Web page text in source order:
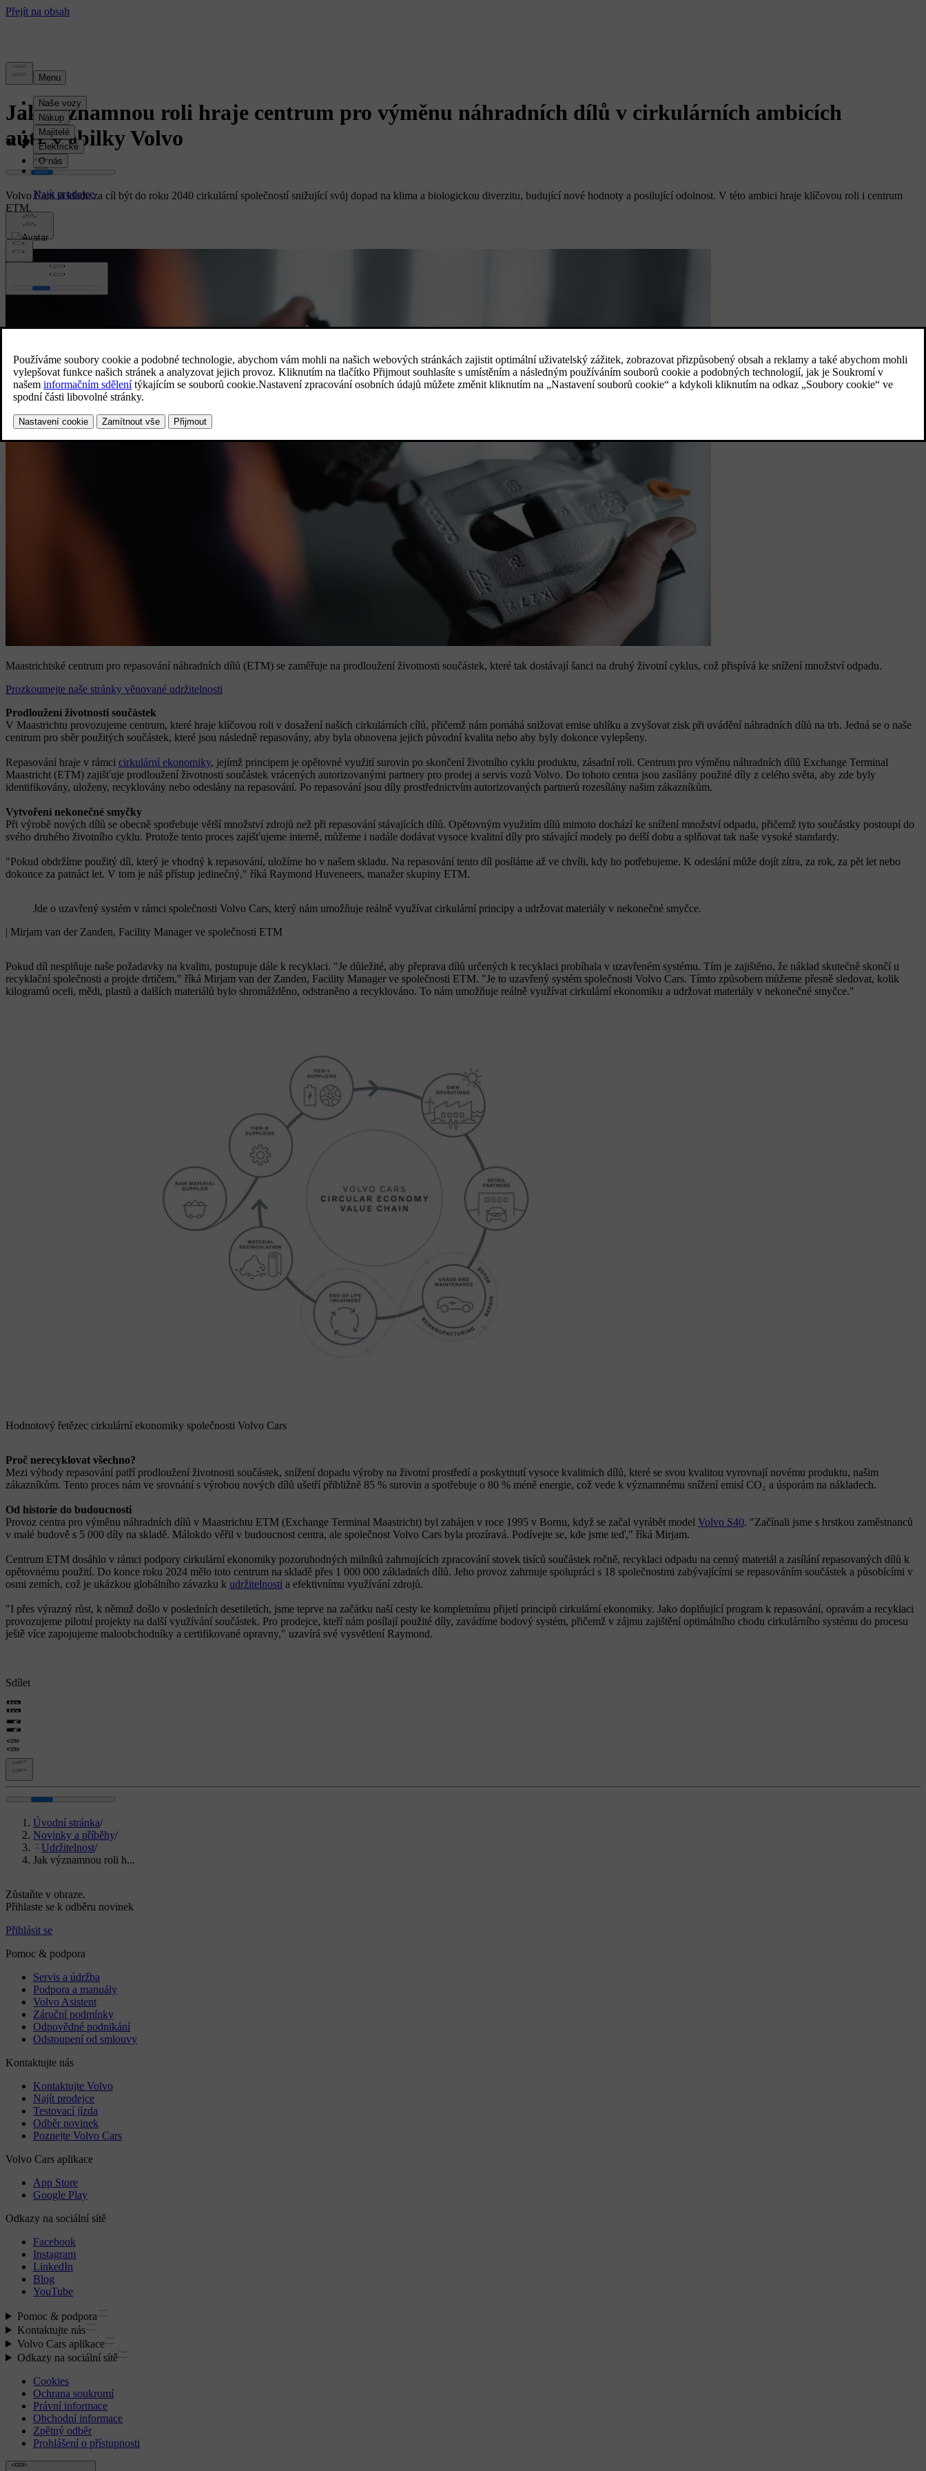
Jak významnou roli hraje centrum pro výměnu náhradních dílů v cirkulárních ambicích
automobilky Volvo
Volvo Cars si klade za cíl být do roku 2040 cirkulární společností snižující svůj dopad na klima a biologickou diverzitu, budující nové hodnoty a posilující odolnost. V této ambici hraje klíčovou roli i centrum
ETM.
Flotila
Maastrichtské centrum pro repasování náhradních dílů (ETM) se zaměřuje na prodloužení životnosti součástek, které tak dostávají šanci na druhý životní cyklus, což přispívá ke snížení množství odpadu.
Prozkoumejte naše stránky věnované udržitelnosti
Prodloužení životnosti součástek
V Maastrichtu provozujeme centrum, které hraje klíčovou roli v dosažení našich cirkulárních cílů, přičemž nám pomáhá snižovat emise uhlíku a zvyšovat zisk při uvádění náhradních dílů na trh. Jedná se o naše
centrum pro sběr použitých součástek, které jsou následně repasovány, aby byla obnovena jejich původní kvalita nebo aby byly dokonce vylepšeny.
Repasování hraje v rámci cirkulární ekonomiky, jejímž principem je opětovné využití surovin po skončení životního cyklu produktu, zásadní roli. Centrum pro výměnu náhradních dílů Exchange Terminal
Maastricht (ETM) zajišťuje prodloužení životnosti součástek vrácených autorizovanými partnery pro prodej a servis vozů Volvo. Do tohoto centra jsou zasílány použité díly z celého světa, aby zde byly
identifikovány, uloženy, recyklovány nebo odeslány na repasování. Po repasování jsou díly prostřednictvím autorizovaných partnerů rozesílány našim zákazníkům.
Vytvoření nekonečné smyčky
Při výrobě nových dílů se obecně spotřebuje větší množství zdrojů než při repasování stávajících dílů. Opětovným využitím dílů mimoto dochází ke snížení množství odpadu, přičemž tyto součástky postoupí do
svého druhého životního cyklu. Protože tento proces zajišťujeme interně, můžeme i nadále dodávat vysoce kvalitní díly pro stávající modely po delší dobu a splňovat tak naše vysoké standardy.
"Pokud obdržíme použitý díl, který je vhodný k repasování, uložíme ho v našem skladu. Na repasování tento díl posíláme až ve chvíli, kdy ho potřebujeme. K odeslání může dojít zítra, za rok, za pět let nebo
dokonce za patnáct let. V tom je náš přístup jedinečný," říká Raymond Huveneers, manažer skupiny ETM.
Jde o uzavřený systém v rámci společnosti Volvo Cars, který nám umožňuje reálně využívat cirkulární principy a udržovat materiály v nekonečné smyčce.
| Mirjam van der Zanden, Facility Manager ve společnosti ETM
Pokud díl nesplňuje naše požadavky na kvalitu, postupuje dále k recyklaci. "Je důležité, aby přeprava dílů určených k recyklaci probíhala v uzavřeném systému. Tím je zajištěno, že náklad skutečně skončí u
recyklační společnosti a projde drtičem," říká Mirjam van der Zanden, Facility Manager ve společnosti ETM. "Je to uzavřený systém společnosti Volvo Cars. Tímto způsobem můžeme přesně sledovat, kolik
kilogramů oceli, mědi, plastů a dalších materiálů bylo shromážděno, odstraněno a recyklováno. To nám umožňuje reálně využívat cirkulární ekonomiku a udržovat materiály v nekonečné smyčce."
Hodnotový řetězec cirkulární ekonomiky společnosti Volvo Cars
Proč nerecyklovat všechno?
Mezi výhody repasování patří prodloužení životnosti součástek, snížení dopadu výroby na životní prostředí a poskytnutí vysoce kvalitních dílů, které se svou kvalitou vyrovnají novému produktu, našim
zákazníkům. Tento proces nám ve srovnání s výrobou nových dílů ušetří přibližně 85 % surovin a spotřebuje o 80 % méně energie, což vede k významnému snížení emisí CO₂ a úsporám na nákladech.
Od historie do budoucnosti
Provoz centra pro výměnu náhradních dílů v Maastrichtu ETM (Exchange Terminal Maastricht) byl zahájen v roce 1995 v Bornu, když se začal vyrábět model Volvo S40. "Začínali jsme s hrstkou zaměstnanců
v malé budově s 5 000 díly na skladě. Málokdo věřil v budoucnost centra, ale společnost Volvo Cars byla prozíravá. Podívejte se, kde jsme teď," říká Mirjam.
Centrum ETM dosáhlo v rámci podpory cirkulární ekonomiky pozoruhodných milníků zahrnujících zpracování stovek tisíců součástek ročně, recyklaci odpadu na cenný materiál a zasílání repasovaných dílů k
opětovnému použití. Do konce roku 2024 mělo toto centrum na skladě přes 1 000 000 základních dílů. Jeho provoz zahrnuje spolupráci s 18 společnostmi zabývajícími se repasováním součástek a působícími v
osmi zemích, což je ukázkou globálního závazku k udržitelnosti a efektivnímu využívání zdrojů.
"I přes výrazný růst, k němuž došlo v posledních desetiletích, jsme teprve na začátku naší cesty ke kompletnímu přijetí principů cirkulární ekonomiky. Jako doplňující program k repasování, opravám a recyklaci
provozujeme pilotní projekty na další využívání součástek. Pro prodejce, kteří nám posílají použité díly, zavádíme bodový systém, přičemž v zájmu zajištění optimálního chodu cirkulárního systému do procesu
ještě více zapojujeme maloobchodníky a certifikované opravny," uzavírá své vysvětlení Raymond.
Sdílet
Úvodní stránka/
Novinky a příběhy/
Udržitelnost/
Jak významnou roli h...